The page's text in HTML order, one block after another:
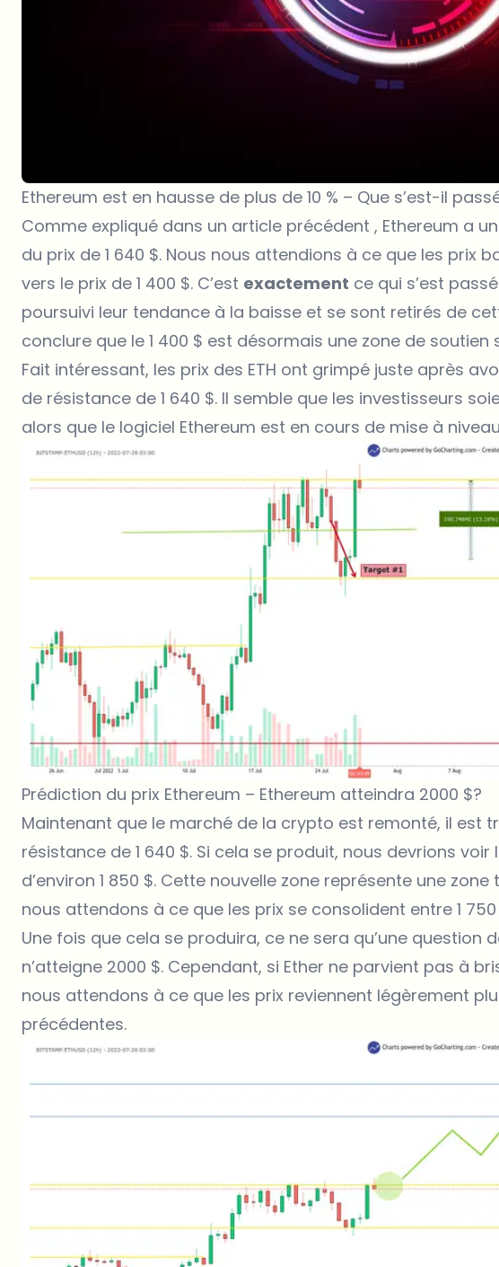
Ethereum est en hausse de plus de 10 % – Que s’est-il
Comme expliqué dans un article précédent , Ethereum a
du prix de 1 640 $. Nous nous attendions à ce que les prix
vers le prix de 1 400 $. C’est exactement ce qui s’est
poursuivi leur tendance à la baisse et se sont retirés de
conclure que le 1 400 $ est désormais une zone de soutien
Fait intéressant, les prix des ETH ont grimpé juste après
de résistance de 1 640 $. Il semble que les investisseurs
alors que le logiciel Ethereum est en cours de mise à
Prédiction du prix Ethereum – Ethereum atteindra 2000 $?
Maintenant que le marché de la crypto est remonté, il est
résistance de 1 640 $. Si cela se produit, nous devrions voir
d’environ 1 850 $. Cette nouvelle zone représente une
nous attendons à ce que les prix se consolident entre 1 750
Une fois que cela se produira, ce ne sera qu’une question
n’atteigne 2000 $. Cependant, si Ether ne parvient pas à
nous attendons à ce que les prix reviennent légèrement
précédentes.